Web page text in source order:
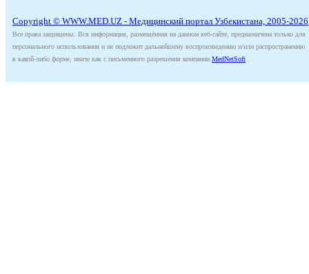
Copyright © WWW.MED.UZ - Медицинский портал Узбекистана, 2005-2026
Все права защищены. Вся информация, размещённая на данном веб-сайте, предназначена только для
персонального использования и не подлежит дальнейшему воспроизведению и/или распространению
в какой-либо форме, иначе как с письменного разрешения компании MedNetSoft